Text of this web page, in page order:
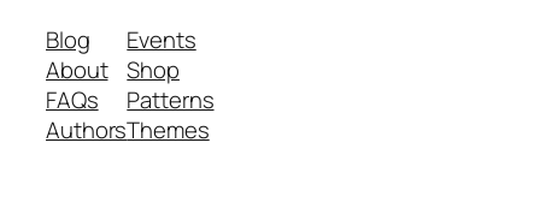
Blog
About
FAQs
Authors
Events
Shop
Patterns
Themes